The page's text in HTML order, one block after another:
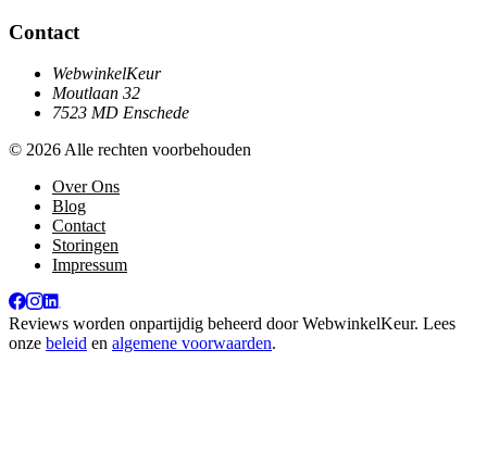
Contact
WebwinkelKeur
Moutlaan 32
7523 MD Enschede
© 2026 Alle rechten voorbehouden
Over Ons
Blog
Contact
Storingen
Impressum
Reviews worden onpartijdig beheerd doorWebwinkelKeur. Lees
onze beleid en algemene voorwaarden.